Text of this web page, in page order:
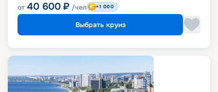
от 40 600 ₽ /чел +1 000
Выбрать круиз